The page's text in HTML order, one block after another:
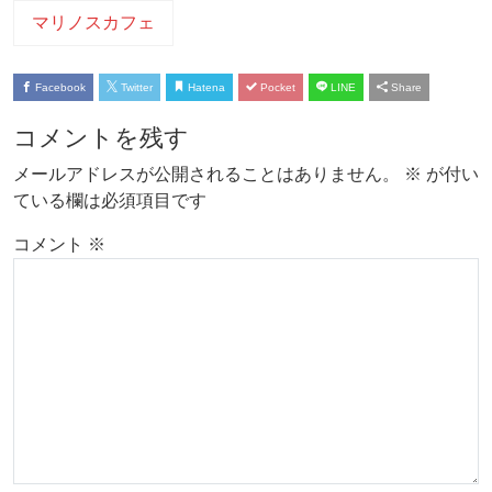
マリノスカフェ
Facebook Twitter Hatena Pocket LINE Share
コメントを残す
メールアドレスが公開されることはありません。 ※ が付い
ている欄は必須項目です
コメント ※